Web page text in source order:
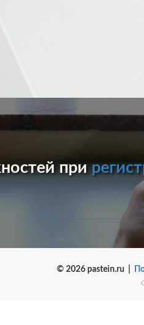
при
© 2026 pastein.ru |